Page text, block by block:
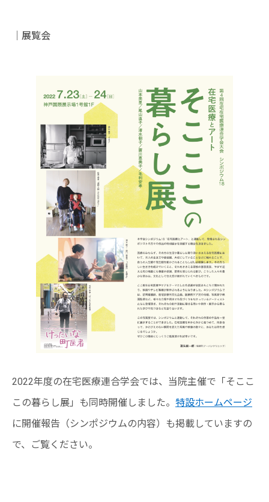
｜展覧会
2022年度の在宅医療連合学会では、当院主催で「そここ
この暮らし展」も同時開催しました。 特設ホームページ
に開催報告（シンポジウムの内容）も掲載していますの
で、ご覧ください。